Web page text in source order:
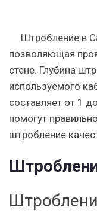
Штробление в
позволяющая
стене. Глубина
используемого
составляет от 1
помогут
штробление